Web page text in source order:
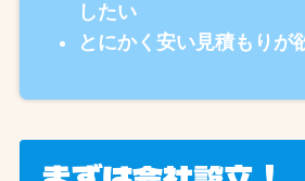
したい
とにかく安い見積もりが